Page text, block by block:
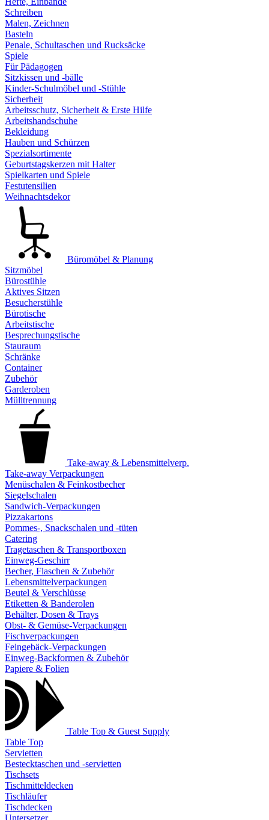
Schreiben
Malen, Zeichnen
Basteln
Penale, Schultaschen und Rucksäcke
Spiele
Für Pädagogen
Sitzkissen und -bälle
Kinder-Schulmöbel und -Stühle
Sicherheit
Arbeitsschutz, Sicherheit & Erste Hilfe
Arbeitshandschuhe
Bekleidung
Hauben und Schürzen
Spezialsortimente
Geburtstagskerzen mit Halter
Spielkarten und Spiele
Festutensilien
Weihnachtsdekor
Büromöbel & Planung
Sitzmöbel
Bürostühle
Aktives Sitzen
Besucherstühle
Bürotische
Arbeitstische
Besprechungstische
Stauraum
Schränke
Container
Zubehör
Garderoben
Mülltrennung
Take-away & Lebensmittelverp.
Take-away Verpackungen
Menüschalen & Feinkostbecher
Siegelschalen
Sandwich-Verpackungen
Pizzakartons
Pommes-, Snackschalen und -tüten
Catering
Tragetaschen & Transportboxen
Einweg-Geschirr
Becher, Flaschen & Zubehör
Lebensmittelverpackungen
Beutel & Verschlüsse
Etiketten & Banderolen
Behälter, Dosen & Trays
Obst- & Gemüse-Verpackungen
Fischverpackungen
Feingebäck-Verpackungen
Einweg-Backformen & Zubehör
Papiere & Folien
Table Top & Guest Supply
Table Top
Servietten
Bestecktaschen und -servietten
Tischsets
Tischmitteldecken
Tischläufer
Tischdecken